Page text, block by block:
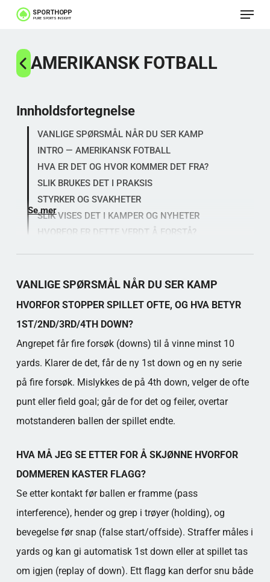
hovedinnhold
Meny
AMERIKANSK FOTBALL
VANLIGE SPØRSMÅL NÅR DU SER KAMP
HVORFOR STOPPER SPILLET OFTE, OG HVA BETYR
1ST/2ND/3RD/4TH DOWN?
Angrepet får fire forsøk (downs) til å vinne minst 10
yards. Klarer de det, får de ny 1st down og en ny serie
på fire forsøk. Mislykkes de på 4th down, velger de ofte
punt eller field goal; går de for det og feiler, overtar
motstanderen ballen der spillet endte.
HVA MÅ JEG SE ETTER FOR Å SKJØNNE HVORFOR
DOMMEREN KASTER FLAGG?
Se etter kontakt før ballen er framme (pass
interference), hender og grep i trøyer (holding), og
bevegelse før snap (false start/offside). Straffer måles i
yards og kan gi automatisk 1st down eller at spillet tas
om igjen (replay of down). Ett flagg kan derfor snu både
Innholdsfortegnelse
VANLIGE SPØRSMÅL NÅR DU SER KAMP
INTRO — AMERIKANSK FOTBALL
HVA ER DET OG HVOR KOMMER DET FRA?
SLIK BRUKES DET I PRAKSIS
STYRKER OG SVAKHETER
SLIK VISES DET I KAMPER OG NYHETER
HVORFOR ER DETTE VERDT Å FORSTÅ?
Populära kategorier
Se mer